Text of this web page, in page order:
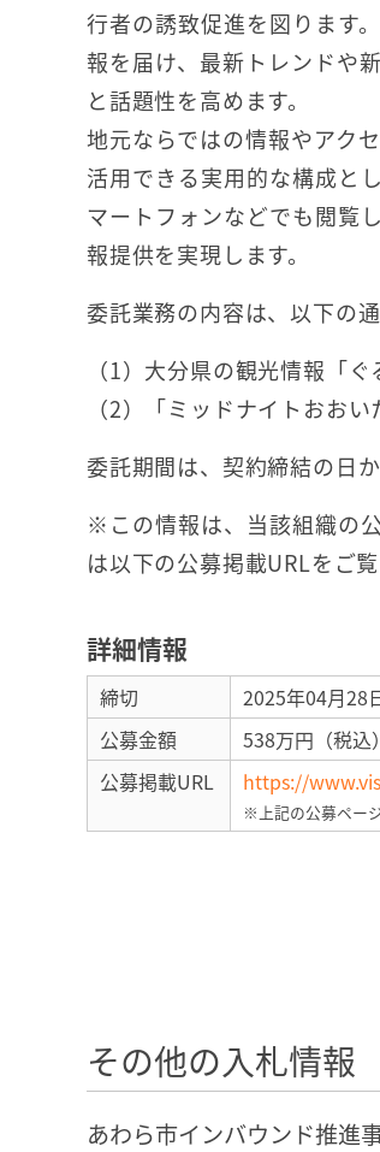
行者の誘致促進を図ります
報を届け、最新トレンドや
と話題性を高めます。
地元ならではの情報やアク
活用できる実用的な構成と
マートフォンなどでも閲覧
報提供を実現します。
委託業務の内容は、以下の通
（1）大分県の観光情報「
（2）「ミッドナイトおお
委託期間は、契約締結の日
※この情報は、当該組織の
は以下の公募掲載URLをご覧
詳細情報
締切
2025年04月28
公募金額
538万円（税込）
公募掲載URL
https://
※上記の公募ペー
その他の入札情報
あわら市インバウンド推進